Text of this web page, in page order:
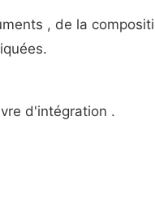
, de la
d'intégration .